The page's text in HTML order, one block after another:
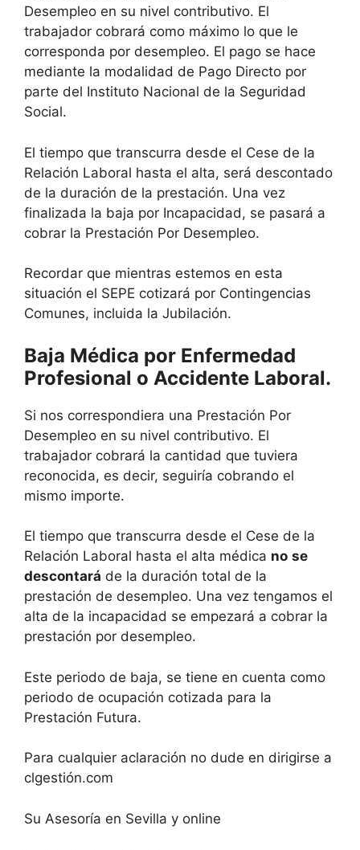
Desempleo en su nivel contributivo. El
trabajador cobrará como máximo lo que le
corresponda por desempleo. El pago se hace
mediante la modalidad de Pago Directo por
parte del Instituto Nacional de la Seguridad
Social.
El tiempo que transcurra desde el Cese de la
Relación Laboral hasta el alta, será descontado
de la duración de la prestación. Una vez
finalizada la baja por Incapacidad, se pasará a
cobrar la Prestación Por Desempleo.
Recordar que mientras estemos en esta
situación el SEPE cotizará por Contingencias
Comunes, incluida la Jubilación.
Baja Médica por Enfermedad
Profesional o Accidente Laboral.
Si nos correspondiera una Prestación Por
Desempleo en su nivel contributivo. El
trabajador cobrará la cantidad que tuviera
reconocida, es decir, seguiría cobrando el
mismo importe.
El tiempo que transcurra desde el Cese de la
Relación Laboral hasta el alta médica no se
descontará de la duración total de la
prestación de desempleo. Una vez tengamos el
alta de la incapacidad se empezará a cobrar la
prestación por desempleo.
Este periodo de baja, se tiene en cuenta como
periodo de ocupación cotizada para la
Prestación Futura.
Para cualquier aclaración no dude en dirigirse a
clgestión.com
Su Asesoría en Sevilla y online